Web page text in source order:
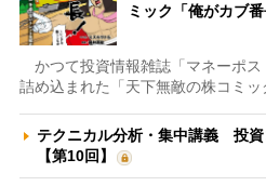
ミック「俺がカブ
かつて投資情報雑誌「マネーポス
詰め込まれた「天下無敵の株コミッ
テクニカル分析・集中講義 投資
【第10回】